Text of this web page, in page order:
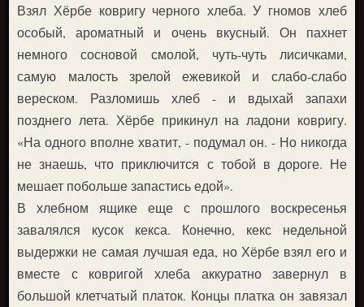
Взял Хёрбе ковригу черного хлеба. У гномов хлеб
особый, ароматный и очень вкусный. Он пахнет
немного сосновой смолой, чуть-чуть лисичками,
самую малость зрелой ежевикой и слабо-слабо
вереском. Разломишь хлеб - и вдыхай запахи
позднего лета. Хёрбе прикинул на ладони ковригу.
«На одного вполне хватит, - подумал он. - Но никогда
не знаешь, что приключится с тобой в дороге. Не
мешает побольше запастись едой».
В хлебном ящике еще с прошлого воскресенья
завалялся кусок кекса. Конечно, кекс недельной
выдержки не самая лучшая еда, но Хёрбе взял его и
вместе с ковригой хлеба аккуратно завернул в
большой клетчатый платок. Концы платка он завязал